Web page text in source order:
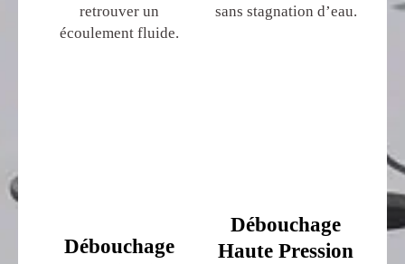
retrouver un
écoulement fluide.
Débouchage
sans stagnation d’eau.
Débouchage
Haute Pression